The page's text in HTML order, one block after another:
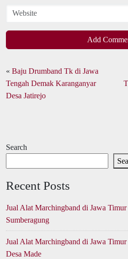
Add
« Baju Drumband Tk di Jawa
Tengah Demak Karanganyar
Desa Jatirejo
Search
Recent Posts
Jual Alat Marchingband di Jawa
Sumberagung
Jual Alat Marchingband di Jawa
Desa Made